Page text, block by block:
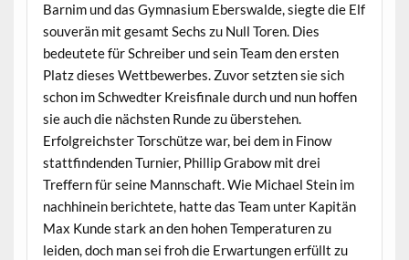
Barnim und das Gymnasium Eberswalde, siegte die Elf
souverän mit gesamt Sechs zu Null Toren. Dies
bedeutete für Schreiber und sein Team den ersten
Platz dieses Wettbewerbes. Zuvor setzten sie sich
schon im Schwedter Kreisfinale durch und nun hoffen
sie auch die nächsten Runde zu überstehen.
Erfolgreichster Torschütze war, bei dem in Finow
stattfindenden Turnier, Phillip Grabow mit drei
Treffern für seine Mannschaft. Wie Michael Stein im
nachhinein berichtete, hatte das Team unter Kapitän
Max Kunde stark an den hohen Temperaturen zu
leiden, doch man sei froh die Erwartungen erfüllt zu